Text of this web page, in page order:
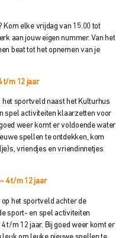
Kom elke vrijdag van 15.00 tot
aan jouw eigen nummer. Van het
beat tot het opnemen van je
t/m 12 jaar
het sportveld naast het Kulturhus
spel activiteiten klaarzetten voor
weer komt er voldoende water
spellen te ontdekken, kom
vriendjes en vriendinnetjes
4 t/m 12 jaar
het sportveld achter de
sport- en spel activiteiten
t/m 12 jaar. Bij goed weer komt er